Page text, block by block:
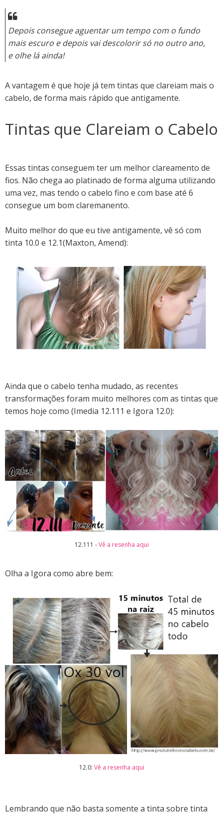
Depois consegue aguentar um tempo com o fundo
mais escuro e depois vai descolorir só no outro ano,
e olhe lá ainda!
A vantagem é que hoje já tem tintas que clareiam mais o
cabelo, de forma mais rápido que antigamente.
Tintas que Clareiam o Cabelo
Essas tintas conseguem ter um melhor clareamento de
fios. Não chega ao platinado de forma alguma utilizando
uma vez, mas tendo o cabelo fino e com base até 6
consegue um bom claremanento.
Muito melhor do que eu tive antigamente, vê só com
tinta 10.0 e 12.1(Maxton, Amend):
Ainda que o cabelo tenha mudado, as recentes
transformações foram muito melhores com as tintas que
temos hoje como (Imedia 12.111 e Igora 12.0):
12.111 -Vê a resenha aqui
Olha a Igora como abre bem:
12.0: Vê a resenha aqui
Lembrando que não basta somente a tinta sobre tinta